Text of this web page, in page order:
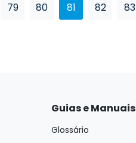
79 80 81 82 83
Guias e Manuais
Glossário